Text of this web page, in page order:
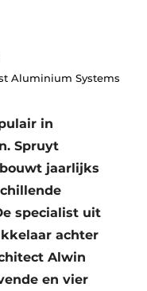
Aluminium Systems
in
Spruyt
jaarlijks
specialist uit
achter
Alwin
en vier